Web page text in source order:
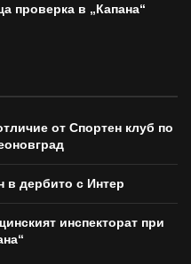
проверка в „Капана“
от Спортен клуб по
в дербито с Интер
инспекторат при